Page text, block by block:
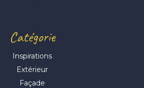
Catégorie
Inspirations
Extérieur
Façade